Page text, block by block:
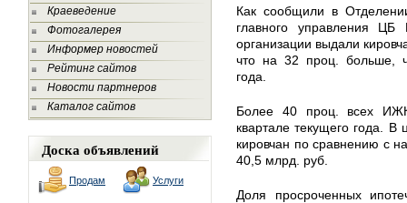
Краеведение
Фотогалерея
Информер новостей
Рейтинг сайтов
Новости партнеров
Каталог сайтов
Доска объявлений
Продам Услуги
Как сообщили в
главного управления
организации выдали
что на 32 проц. больше,
года.
Более 40 проц. всех
квартале текущего года.
кировчан по сравнению с
40,5 млрд. руб.
Доля просроченных